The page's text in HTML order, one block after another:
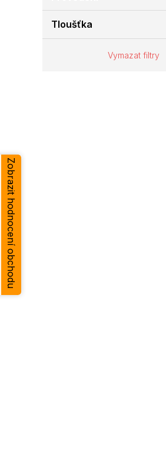
Tloušťka
Vymazat filtry
Zobrazit hodnocení obchodu